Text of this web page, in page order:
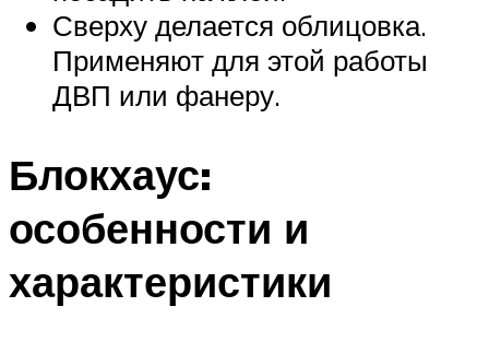
Сверху делается облицовка.
Применяют для этой работы
ДВП или фанеру.
Блокхаус:
особенности и
характеристики